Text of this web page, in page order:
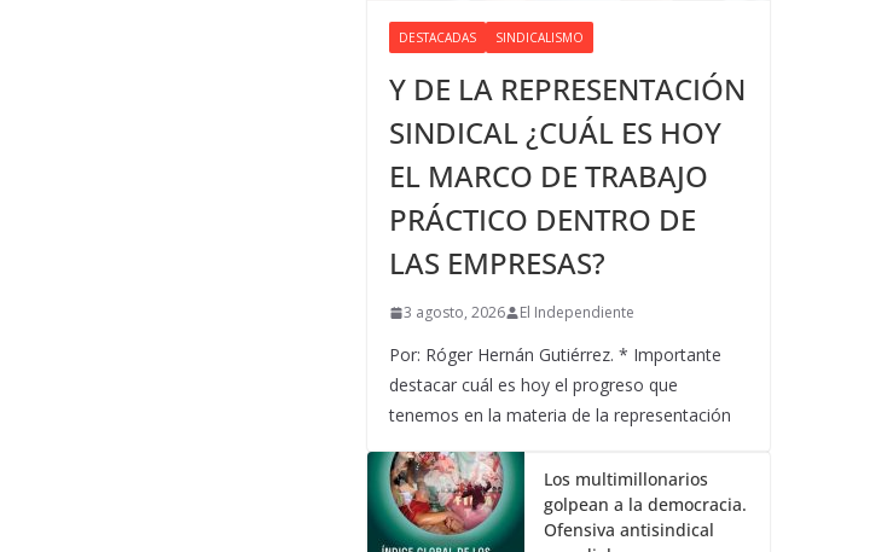
DESTACADAS SINDICALISMO
Y DE LA REPRESENTACIÓN
SINDICAL ¿CUÁL ES HOY
EL MARCO DE TRABAJO
PRÁCTICO DENTRO DE
LAS EMPRESAS?
3 agosto, 2026 El Independiente
Por: Róger Hernán Gutiérrez. * Importante
destacar cuál es hoy el progreso que
tenemos en la materia de la representación
Los multimillonarios
golpean a la democracia.
Ofensiva antisindical